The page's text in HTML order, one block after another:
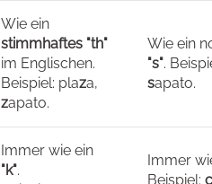
Wie ein
stimmhaftes "th"
im Englischen.
Beispiel: plaza,
zapato.
Wie ein
"s".
sapato.
Immer wie ein
"k".
Immer
Beispiel: c